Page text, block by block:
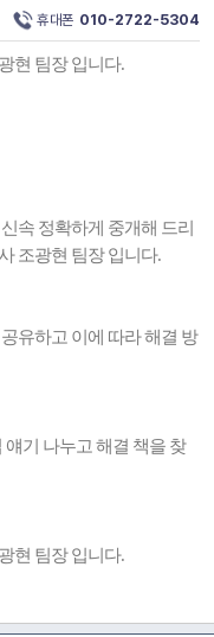
휴대폰 010-2722-5304
현 팀장 입니다.
속 정확하게 중개해 드리
조광현 팀장 입니다.
유하고 이에 따라 해결 방
기 나누고 해결 책을 찾
현 팀장 입니다.